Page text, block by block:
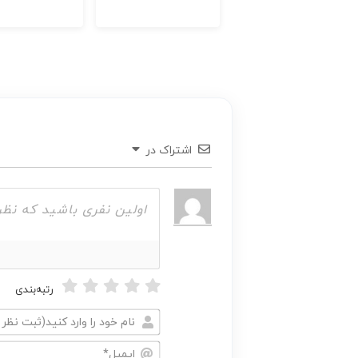
اشتراک در
رتبه‌بندی
نام